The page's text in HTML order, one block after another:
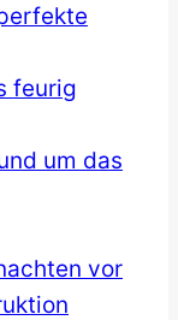
feurig
um das
vor